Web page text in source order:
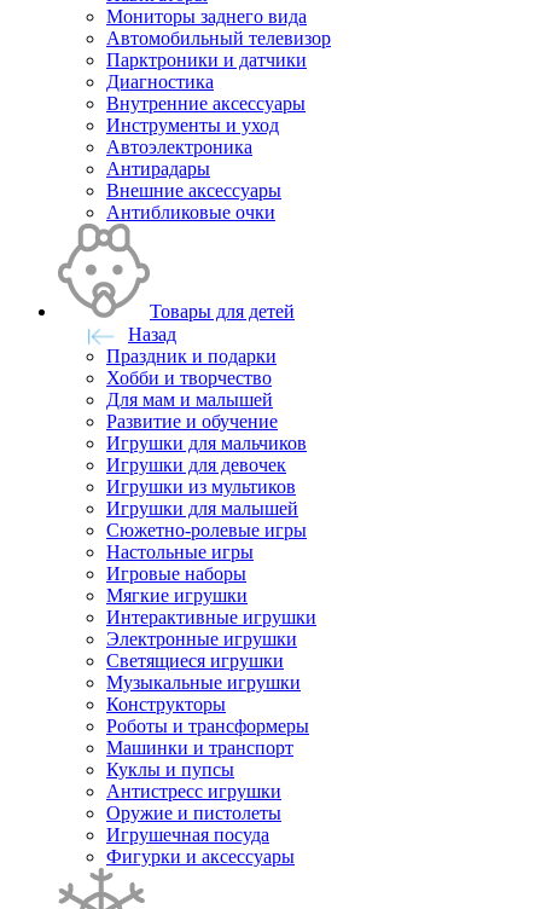
Мониторы заднего вида
Автомобильный телевизор
Парктроники и датчики
Диагностика
Внутренние аксессуары
Инструменты и уход
Автоэлектроника
Антирадары
Внешние аксессуары
Антибликовые очки
Товары для детей
Назад
Праздник и подарки
Хобби и творчество
Для мам и малышей
Развитие и обучение
Игрушки для мальчиков
Игрушки для девочек
Игрушки из мультиков
Игрушки для малышей
Сюжетно-ролевые игры
Настольные игры
Игровые наборы
Мягкие игрушки
Интерактивные игрушки
Электронные игрушки
Светящиеся игрушки
Музыкальные игрушки
Конструкторы
Роботы и трансформеры
Машинки и транспорт
Куклы и пупсы
Антистресс игрушки
Оружие и пистолеты
Игрушечная посуда
Фигурки и аксессуары